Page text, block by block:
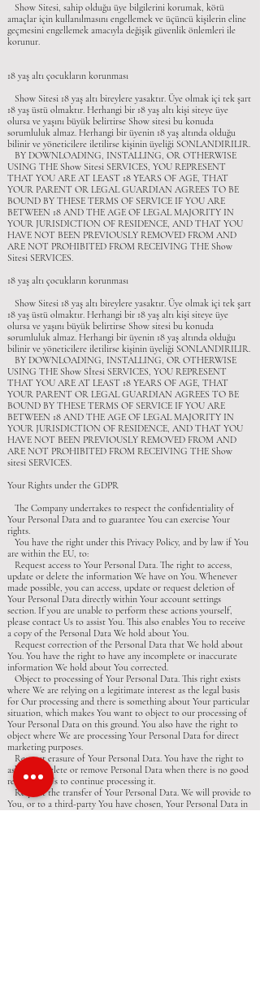
Show Sitesi, sahip olduğu üye bilgilerini korumak, kötü
amaçlar için kullanılmasını engellemek ve üçüncü kişilerin eline
geçmesini engellemek amacıyla değişik güvenlik önlemleri ile
korunur.
18 yaş altı çocukların korunması
Show Sitesi 18 yaş altı bireylere yasaktır. Üye olmak içi tek şart
18 yaş üstü olmaktır. Herhangi bir 18 yaş altı kişi siteye üye
olursa ve yaşını büyük belirtirse Show sitesi bu konuda
sorumluluk almaz. Herhangi bir üyenin 18 yaş altında olduğu
bilinir ve yöneticilere iletilirse kişinin üyeliği SONLANDIRILIR.
BY DOWNLOADING, INSTALLING, OR OTHERWISE
USING THE Show Sitesi SERVICES, YOU REPRESENT
THAT YOU ARE AT LEAST 18 YEARS OF AGE, THAT
YOUR PARENT OR LEGAL GUARDIAN AGREES TO BE
BOUND BY THESE TERMS OF SERVICE IF YOU ARE
BETWEEN 18 AND THE AGE OF LEGAL MAJORITY IN
YOUR JURISDICTION OF RESIDENCE, AND THAT YOU
HAVE NOT BEEN PREVIOUSLY REMOVED FROM AND
ARE NOT PROHIBITED FROM RECEIVING THE Show
Sitesi SERVICES.
18 yaş altı çocukların korunması
Show Sitesi 18 yaş altı bireylere yasaktır. Üye olmak içi tek şart
18 yaş üstü olmaktır. Herhangi bir 18 yaş altı kişi siteye üye
olursa ve yaşını büyük belirtirse Show sitesi bu konuda
sorumluluk almaz. Herhangi bir üyenin 18 yaş altında olduğu
bilinir ve yöneticilere iletilirse kişinin üyeliği SONLANDIRILIR.
BY DOWNLOADING, INSTALLING, OR OTHERWISE
USING THE Show Sİtesi SERVICES, YOU REPRESENT
THAT YOU ARE AT LEAST 18 YEARS OF AGE, THAT
YOUR PARENT OR LEGAL GUARDIAN AGREES TO BE
BOUND BY THESE TERMS OF SERVICE IF YOU ARE
BETWEEN 18 AND THE AGE OF LEGAL MAJORITY IN
YOUR JURISDICTION OF RESIDENCE, AND THAT YOU
HAVE NOT BEEN PREVIOUSLY REMOVED FROM AND
ARE NOT PROHIBITED FROM RECEIVING THE Show
sitesi SERVICES.
Your Rights under the GDPR
The Company undertakes to respect the confidentiality of
Your Personal Data and to guarantee You can exercise Your
rights.
You have the right under this Privacy Policy, and by law if You
are within the EU, to:
Request access to Your Personal Data. The right to access,
update or delete the information We have on You. Whenever
made possible, you can access, update or request deletion of
Your Personal Data directly within Your account settings
section. If you are unable to perform these actions yourself,
please contact Us to assist You. This also enables You to receive
a copy of the Personal Data We hold about You.
Request correction of the Personal Data that We hold about
You. You have the right to have any incomplete or inaccurate
information We hold about You corrected.
Object to processing of Your Personal Data. This right exists
where We are relying on a legitimate interest as the legal basis
for Our processing and there is something about Your particular
situation, which makes You want to object to our processing of
Your Personal Data on this ground. You also have the right to
object where We are processing Your Personal Data for direct
marketing purposes.
Request erasure of Your Personal Data. You have the right to
ask Us to delete or remove Personal Data when there is no good
reason for Us to continue processing it.
Request the transfer of Your Personal Data. We will provide to
You, or to a third-party You have chosen, Your Personal Data in